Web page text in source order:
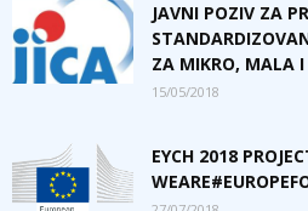
JAVNI POZIV ZA
ZA MIKRO, MALA I
15/05/2018
EYCH 2018